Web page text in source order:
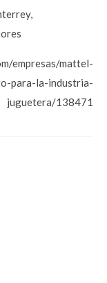
empresas/mattel-
para-la-industria-
juguetera/138471